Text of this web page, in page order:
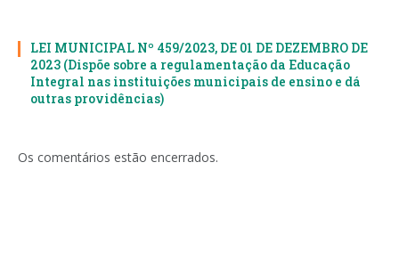
LEI MUNICIPAL Nº 459/2023, DE 01 DE DEZEMBRO DE
2023 (Dispõe sobre a regulamentação da Educação
Integral nas instituições municipais de ensino e dá
outras providências)
Os comentários estão encerrados.